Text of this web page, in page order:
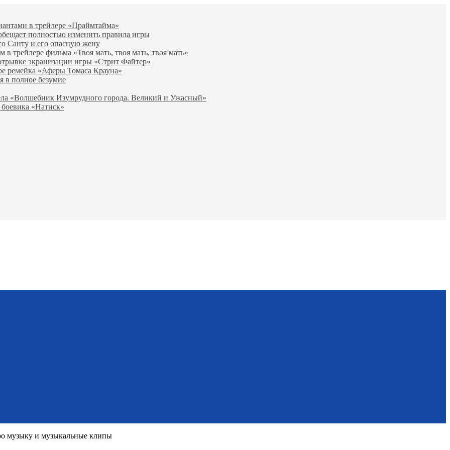
в трейлере «Праймтайма»
полностью изменить правила игры
Санту и его опасную жену
трейлере фильма «Твоя мать, твоя мать, твоя мать»
экранизации игры «Стрит Файтер»
ремейка «Аферы Томаса Крауна»
в полное безумие
«Волшебник Изумрудного города. Великий и Ужасный»
«Натиск»
музыку и музыкальные клипы